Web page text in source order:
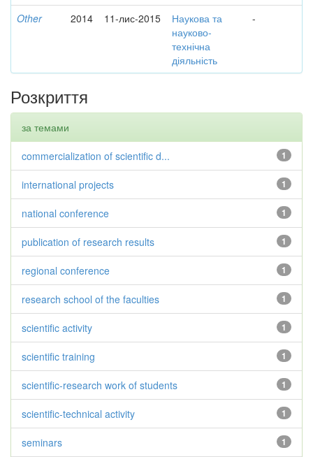
Other 2014 11-лис-2015
Наукова та
науково-
технічна
діяльність
-
Розкриття
за темами
1
commercialization of scientific d...
1
international projects
1
national conference
1
publication of research results
1
regional conference
1
research school of the faculties
1
scientific activity
1
scientific training
1
scientific-research work of students
1
scientific-technical activity
1
seminars